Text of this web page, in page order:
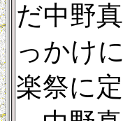
だ中野
っかけ
楽祭に